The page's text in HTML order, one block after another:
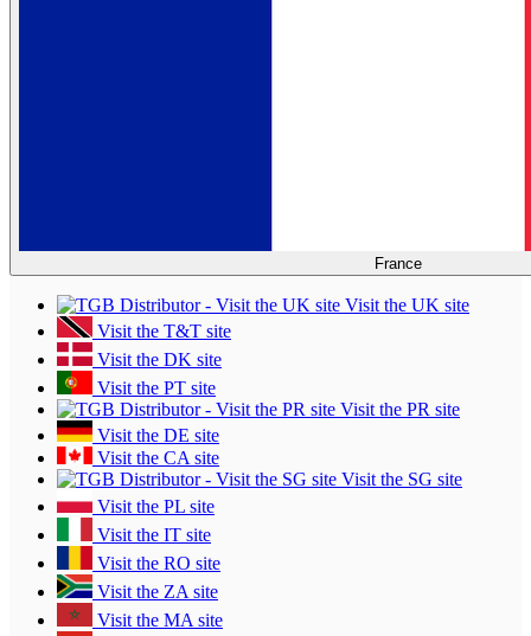
France
Visit the UK site
Visit the T&T site
Visit the DK site
Visit the PT site
Visit the PR site
Visit the DE site
Visit the CA site
Visit the SG site
Visit the PL site
Visit the IT site
Visit the RO site
Visit the ZA site
Visit the MA site